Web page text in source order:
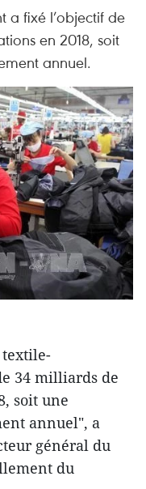
a fixé l’objectif de
en 2018, soit
annuel.
textile-
34 milliards de
soit une
annuel", a
général du
du